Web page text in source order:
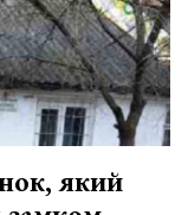
який